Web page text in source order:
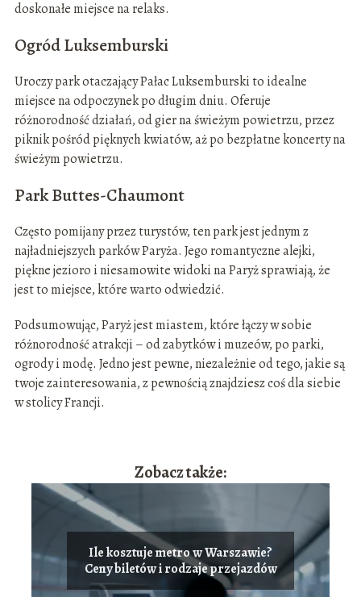
doskonałe miejsce na relaks.
Ogród Luksemburski
Uroczy park otaczający Pałac Luksemburski to idealne
miejsce na odpoczynek po długim dniu. Oferuje
różnorodność działań, od gier na świeżym powietrzu, przez
piknik pośród pięknych kwiatów, aż po bezpłatne koncerty na
świeżym powietrzu.
Park Buttes-Chaumont
Często pomijany przez turystów, ten park jest jednym z
najładniejszych parków Paryża. Jego romantyczne alejki,
piękne jezioro i niesamowite widoki na Paryż sprawiają, że
jest to miejsce, które warto odwiedzić.
Podsumowując, Paryż jest miastem, które łączy w sobie
różnorodność atrakcji – od zabytków i muzeów, po parki,
ogrody i modę. Jedno jest pewne, niezależnie od tego, jakie są
twoje zainteresowania, z pewnością znajdziesz coś dla siebie
w stolicy Francji.
Zobacz także:
Ile kosztuje metro w Warszawie?
Ceny biletów i rodzaje przejazdów